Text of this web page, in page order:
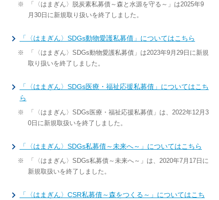
※
「〈はまぎん〉脱炭素私募債～森と水源を守る～」は2025年9
月30日に新規取り扱いを終了しました。
「〈はまぎん〉SDGs動物愛護私募債」についてはこちら
※
「〈はまぎん〉SDGs動物愛護私募債」は2023年9月29日に新規
取り扱いを終了しました。
「〈はまぎん〉SDGs医療・福祉応援私募債」についてはこち
ら
※
「〈はまぎん〉SDGs医療・福祉応援私募債」は、2022年12月3
0日に新規取扱いを終了しました。
「〈はまぎん〉SDGs私募債～未来へ～」についてはこちら
※
「〈はまぎん〉SDGs私募債～未来へ～」は、2020年7月17日に
新規取扱いを終了しました。
「〈はまぎん〉CSR私募債～森をつくる～」についてはこち